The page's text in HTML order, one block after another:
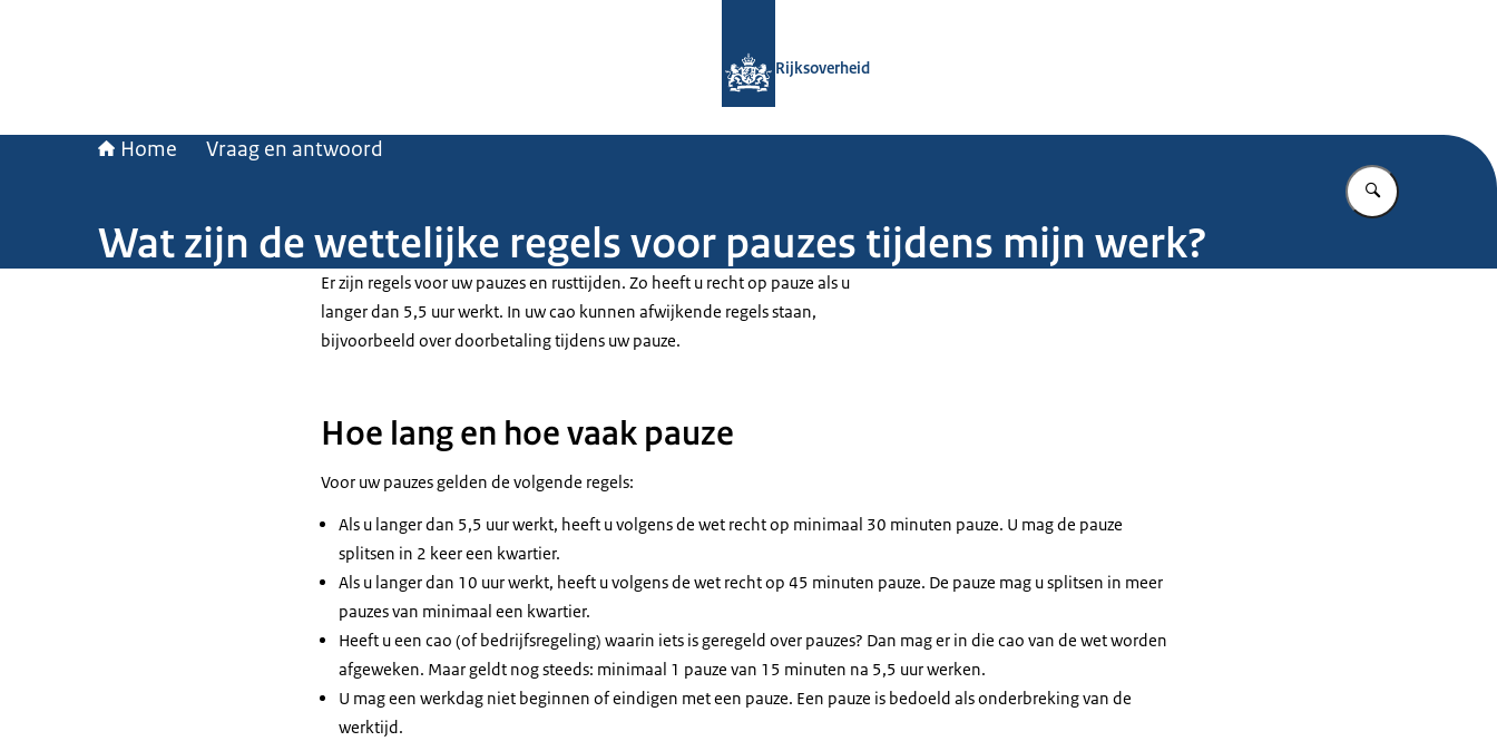
Rijksoverheid
Home Vraag en antwoord
Vul in wat u
Wat zijn de wettelijke regels voor pauzes tijdens mijn werk?
Er zijn regels voor uw pauzes en rusttijden. Zo heeft u recht op pauze als u
langer dan 5,5 uur werkt. In uw cao kunnen afwijkende regels staan,
bijvoorbeeld over doorbetaling tijdens uw pauze.
Hoe lang en hoe vaak pauze
Voor uw pauzes gelden de volgende regels:
Als u langer dan 5,5 uur werkt, heeft u volgens de wet recht op minimaal 30 minuten pauze. U mag de pauze
splitsen in 2 keer een kwartier.
Als u langer dan 10 uur werkt, heeft u volgens de wet recht op 45 minuten pauze. De pauze mag u splitsen in meer
pauzes van minimaal een kwartier.
Heeft u een cao (of bedrijfsregeling) waarin iets is geregeld over pauzes? Dan mag er in die cao van de wet worden
afgeweken. Maar geldt nog steeds: minimaal 1 pauze van 15 minuten na 5,5 uur werken.
U mag een werkdag niet beginnen of eindigen met een pauze. Een pauze is bedoeld als onderbreking van de
werktijd.